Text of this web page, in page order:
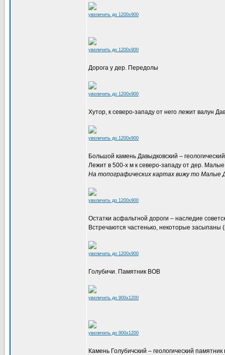
увеличить до 1200x900
увеличить до 1200x900
Дорога у дер. Передолы
увеличить до 1200x900
Хутор, к северо-западу от него лежит валун
увеличить до 1200x900
Большой камень Давыдковский –
Лежит в 500-х м к северо-западу от дер.
На топографических картах вижу то Малые
увеличить до 1200x900
Остатки асфальтной дороги – наследие
Встречаются частенько, некоторые
увеличить до 1200x900
Голубичи. Памятник ВОВ
увеличить до 900x1200
увеличить до 900x1200
Камень Голубичский – геологический